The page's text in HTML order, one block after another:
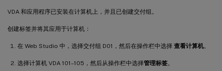
VDA 和应用程序已安装在计算机上，并且已创建交付组。
创建标签并将其应用于计算机：
在 Web Studio 中，选择交付组 D01，然后在操作栏中选择 查看计算机。
选择计算机 VDA 101–105，然后从操作栏中选择管理标签。